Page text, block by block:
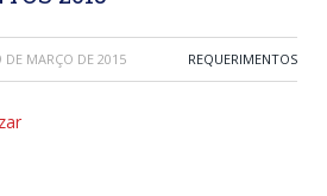
DE MARÇO DE 2015 REQUERIMENTOS